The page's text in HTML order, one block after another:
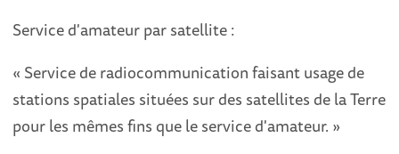
Service d'amateur par satellite :
« Service de radiocommunication faisant usage de
stations spatiales situées sur des satellites de la Terre
pour les mêmes fins que le service d'amateur. »